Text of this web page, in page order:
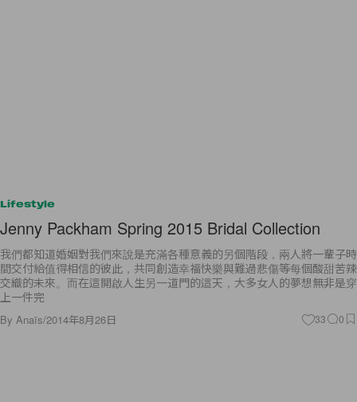
Lifestyle
Jenny Packham Spring 2015 Bridal Collection
我們都知道婚姻對我們來說是充滿各種意義的另個階段，兩人將一輩子時
間交付給值得相信的彼此，共同創造幸福快樂與難過悲傷等每個酸甜苦辣
交織的未來。而在這開啟人生另一道門的這天，大多女人的夢想無非是穿
上一件完
By Anaïs/2014年8月26日 33 0